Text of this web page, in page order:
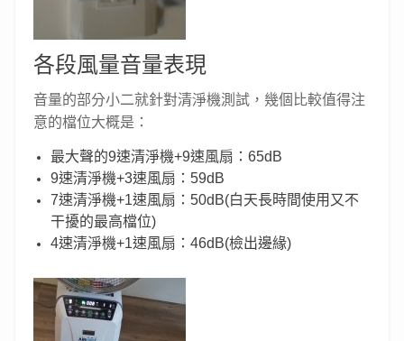
各段風量音量表現
音量的部分小二就針對清淨機測試，幾個比較值得注
意的檔位大概是：
最大聲的9速清淨機+9速風扇：65dB
9速清淨機+3速風扇：59dB
7速清淨機+1速風扇：50dB(白天長時間使用又不
干擾的最高檔位)
4速清淨機+1速風扇：46dB(檢出邊緣)